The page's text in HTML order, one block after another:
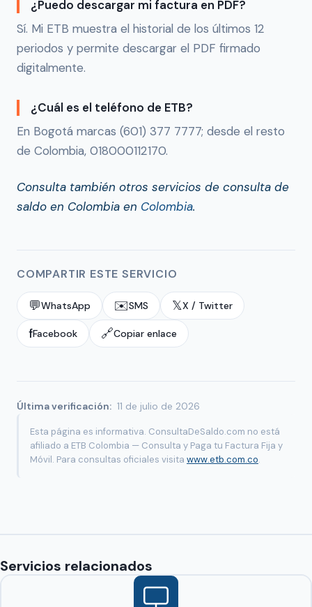
¿Puedo descargar mi factura en PDF?
Sí. Mi ETB muestra el historial de los últimos 12
periodos y permite descargar el PDF firmado
digitalmente.
¿Cuál es el teléfono de ETB?
En Bogotá marcas (601) 377 7777; desde el resto
de Colombia, 018000112170.
Consulta también otros servicios de consulta de
saldo en Colombia en Colombia.
COMPARTIR ESTE SERVICIO
💬WhatsApp ✉️SMS 𝕏X / Twitter
fFacebook 🔗Copiar enlace
Última verificación: 11 de julio de 2026
Esta página es informativa. ConsultaDeSaldo.com no está
afiliado a ETB Colombia — Consulta y Paga tu Factura Fija y
Móvil. Para consultas oficiales visita www.etb.com.co.
Servicios relacionados